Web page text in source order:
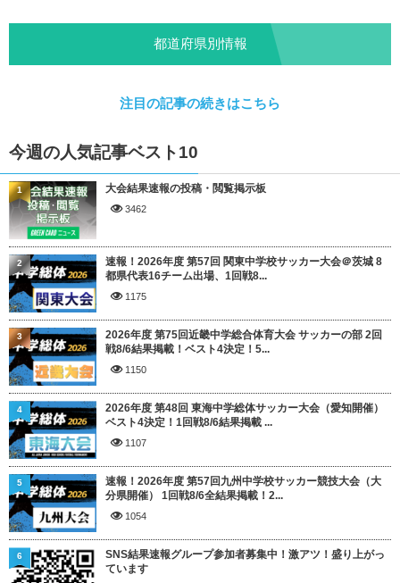
都道府県別情報
注目の記事の続きはこちら
今週の人気記事ベスト10
大会結果速報の投稿・閲覧掲示板
3462
1
速報！2026年度 第57回 関東中学校サッカー大会＠茨城 8
都県代表16チーム出場、1回戦8...
1175
2
2026年度 第75回近畿中学総合体育大会 サッカーの部 2回
戦8/6結果掲載！ベスト4決定！5...
1150
3
2026年度 第48回 東海中学総体サッカー大会（愛知開催）
ベスト4決定！1回戦8/6結果掲載 ...
1107
4
速報！2026年度 第57回九州中学校サッカー競技大会（大
分県開催） 1回戦8/6全結果掲載！2...
1054
5
SNS結果速報グループ参加者募集中！激アツ！盛り上がっ
ています
6